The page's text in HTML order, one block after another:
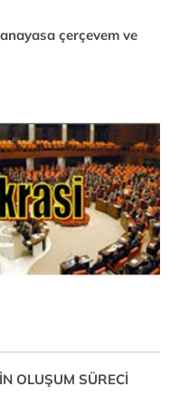
çerçevem ve
OLUŞUM SÜRECİ